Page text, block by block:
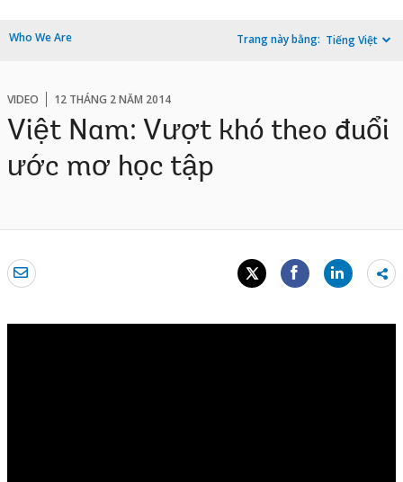
Who We Are Trang này bằng: Tiếng Việt
VIDEO 12 THÁNG 2 NĂM 2014
Việt Nam: Vượt khó theo đuổi
ước mơ học tập